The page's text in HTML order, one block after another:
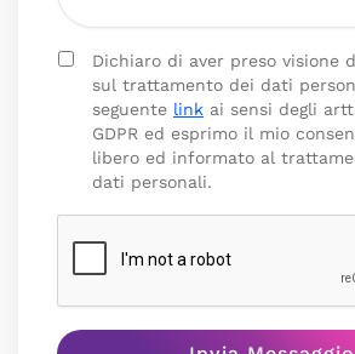
Dichiaro di aver preso visione
sul trattamento dei dati
seguente link ai sensi degli
GDPR ed esprimo il mio
libero ed informato al
dati personali.